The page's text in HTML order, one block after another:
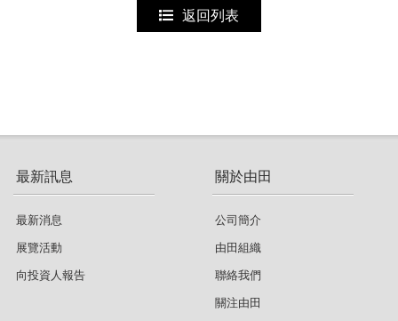
返回列表
最新訊息
最新消息
展覽活動
向投資人報告
關於由田
公司簡介
由田組織
聯絡我們
關注由田